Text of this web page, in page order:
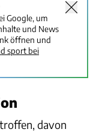
Google, um
und News
öffnen und
sport bei
davon